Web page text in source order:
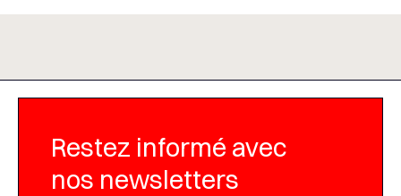
Restez informé avec
nos newsletters